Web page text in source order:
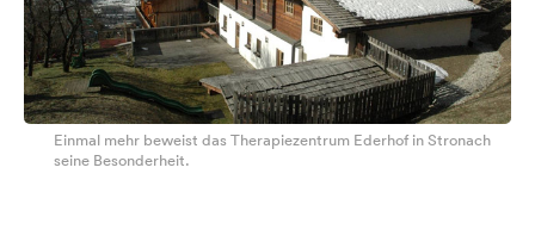
Einmal mehr beweist das Therapiezentrum Ederhof in Stronach
seine Besonderheit.